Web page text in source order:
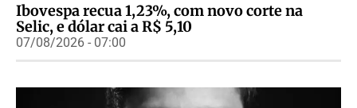
Ibovespa recua 1,23%, com novo corte na
Selic, e dólar cai a R$ 5,10
07/08/2026 - 07:00